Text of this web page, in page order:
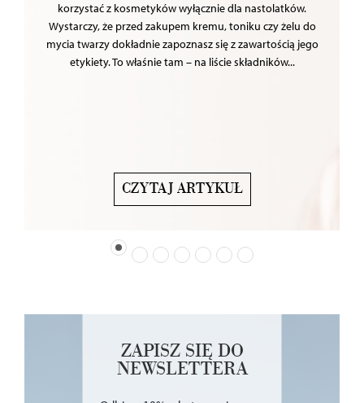
korzystać z kosmetyków wyłącznie dla nastolatków.
Wystarczy, że przed zakupem kremu, toniku czy żelu do
mycia twarzy dokładnie zapoznasz się z zawartością jego
etykiety. To właśnie tam – na liście składników...
CZYTAJ ARTYKUŁ
ZAPISZ SIĘ DO
NEWSLETTERA